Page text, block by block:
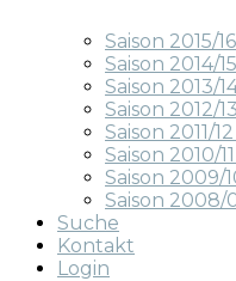
Saison 2015/
Saison 2014/
Saison 2013/
Saison 2012/
Saison 2011/
Saison 2010/
Saison 2009/
Saison 2008/
Suche
Kontakt
Login